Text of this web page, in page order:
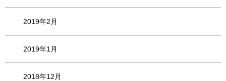
2019年2月
2019年1月
2018年12月